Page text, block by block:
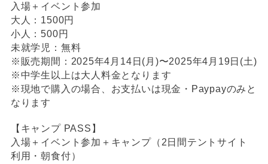
入場＋イベント参加
大人：1500円
小人：500円
未就学児：無料
※販売期間：2025年4月14日(月)〜2025年4月19日(土)
※中学生以上は大人料金となります
※現地で購入の場合、お支払いは現金・Paypayのみと
なります
【キャンプ PASS】
入場＋イベント参加＋キャンプ（2日間テントサイト
利用・朝食付）